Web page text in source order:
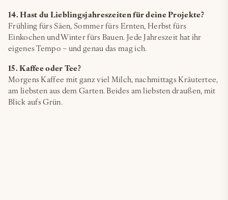
14. Hast du Lieblingsjahreszeiten für deine Projekte?
Frühling fürs Säen, Sommer fürs Ernten, Herbst fürs
Einkochen und Winter fürs Bauen. Jede Jahreszeit hat ihr
eigenes Tempo – und genau das mag ich.
15. Kaffee oder Tee?
Morgens Kaffee mit ganz viel Milch, nachmittags Kräutertee,
am liebsten aus dem Garten. Beides am liebsten draußen, mit
Blick aufs Grün.